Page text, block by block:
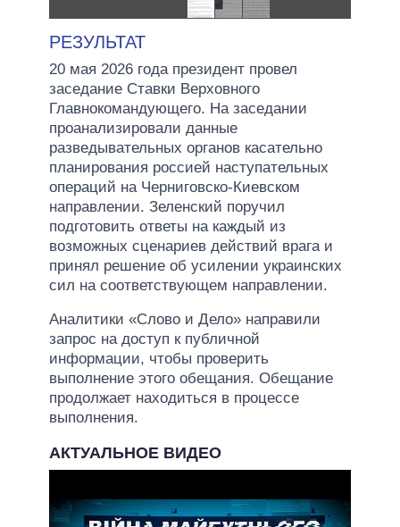
РЕЗУЛЬТАТ
20 мая 2026 года президент провел
заседание Ставки Верховного
Главнокомандующего. На заседании
проанализировали данные
разведывательных органов касательно
планирования россией наступательных
операций на Черниговско-Киевском
направлении. Зеленский поручил
подготовить ответы на каждый из
возможных сценариев действий врага и
принял решение об усилении украинских
сил на соответствующем направлении.
Аналитики «Слово и Дело» направили
запрос на доступ к публичной
информации, чтобы проверить
выполнение этого обещания. Обещание
продолжает находиться в процессе
выполнения.
АКТУАЛЬНОЕ ВИДЕО